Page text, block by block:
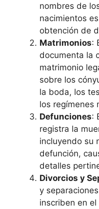
nombres de
nacimientos
obtención de
Matrimonios:
documenta la
matrimonio
sobre los
la boda, los
los regímenes
Defunciones:
registra la
incluyendo su
defunción,
detalles
Divorcios y
y
inscriben en